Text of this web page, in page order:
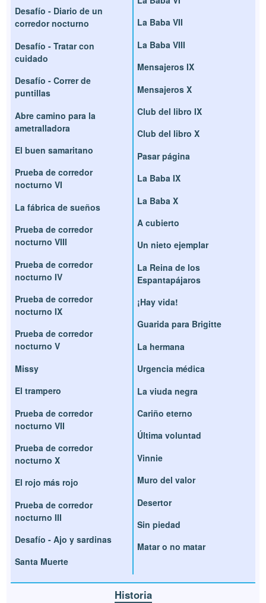
Desafío - Diario de un
corredor nocturno
Desafío - Tratar con
cuidado
Desafío - Correr de
puntillas
Abre camino para la
ametralladora
El buen samaritano
Prueba de corredor
nocturno VI
La fábrica de sueños
Prueba de corredor
nocturno VIII
Prueba de corredor
nocturno IV
Prueba de corredor
nocturno IX
Prueba de corredor
nocturno V
Missy
El trampero
Prueba de corredor
nocturno VII
Prueba de corredor
nocturno X
El rojo más rojo
Prueba de corredor
nocturno III
Desafío - Ajo y sardinas
Santa Muerte
La Baba VII
La Baba VIII
Mensajeros IX
Mensajeros X
Club del libro IX
Club del libro X
Pasar página
La Baba IX
La Baba X
A cubierto
Un nieto ejemplar
La Reina de los
Espantapájaros
¡Hay vida!
Guarida para Brigitte
La hermana
Urgencia médica
La viuda negra
Cariño eterno
Última voluntad
Vinnie
Muro del valor
Desertor
Sin piedad
Matar o no matar
Historia